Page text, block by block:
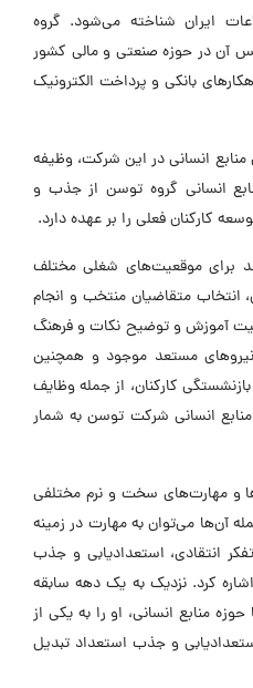
ایران شناخته می‌شود. گروه
آن در حوزه صنعتی و مالی کشور
بانکی و پرداخت الکترونیک
انسانی در این شرکت، وظیفه
انسانی گروه توسن از جذب و
کارکنان فعلی را بر عهده دارد.
برای موقعیت‌های شغلی مختلف
انتخاب متقاضیان منتخب و انجام
آموزش و توضیح نکات و فرهنگ
مستعد موجود و همچنین
کارکنان، از جمله وظایف
انسانی شرکت توسن به شمار
و مهارت‌های سخت و نرم مختلفی
آن‌ها می‌توان به مهارت در زمینه
انتقادی، استعدادیابی و جذب
کرد. نزدیک به یک دهه سابقه
منابع انسانی، او را به یکی از
و جذب استعداد تبدیل